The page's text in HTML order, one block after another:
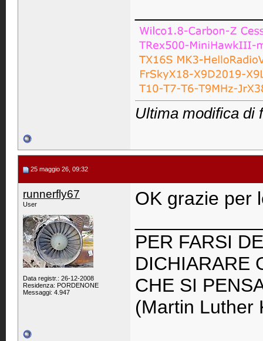
Ultima modifica di
25 maggio 26, 09:32
runnerfly67
User
Data registr.: 26-12-2008
Residenza: PORDENONE
Messaggi: 4.947
OK grazie per
PER FARSI
DICHIARARE
CHE SI
(Martin Luther